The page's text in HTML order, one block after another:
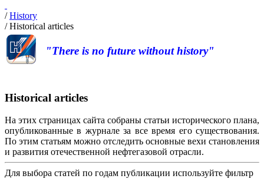
/History
/Historical articles
"There is no future without history"
Historical articles
На этих страницах сайта собраны статьи исторического плана,
опубликованные в журнале за все время его существования.
По этим статьям можно отследить основные вехи становления
и развития отечественной нефтегазовой отрасли.
Для выбора статей по годам публикации используйте фильтр